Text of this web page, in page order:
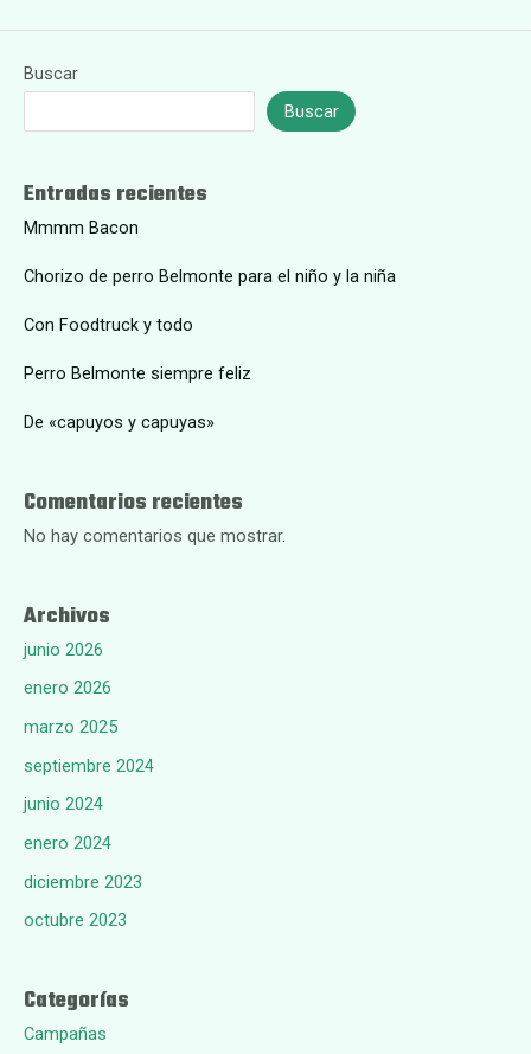
Buscar
Buscar
Entradas recientes
Mmmm Bacon
Chorizo de perro Belmonte para el niño y la niña
Con Foodtruck y todo
Perro Belmonte siempre feliz
De «capuyos y capuyas»
Comentarios recientes
No hay comentarios que mostrar.
Archivos
junio 2026
enero 2026
marzo 2025
septiembre 2024
junio 2024
enero 2024
diciembre 2023
octubre 2023
Categorías
Campañas